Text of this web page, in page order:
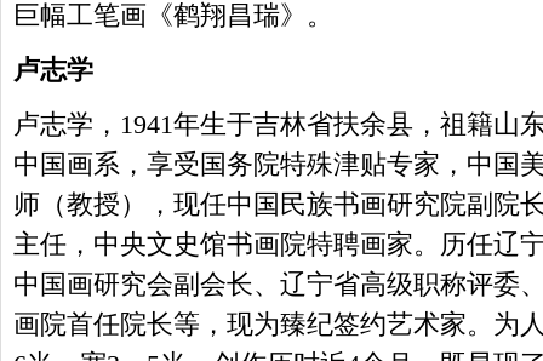
巨幅工笔画《鹤翔昌瑞》。
卢志学
卢志学，1941年生于吉林省扶余县，祖籍山
中国画系，享受国务院特殊津贴专家，中国
师（教授），现任中国民族书画研究院副院
主任，中央文史馆书画院特聘画家。历任辽
中国画研究会副会长、辽宁省高级职称评委
画院首任院长等，现为臻纪签约艺术家。为